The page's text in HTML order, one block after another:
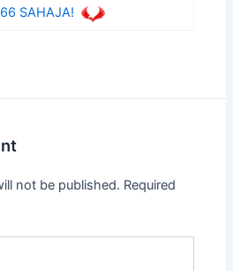
SAHAJA!
not be published. Required